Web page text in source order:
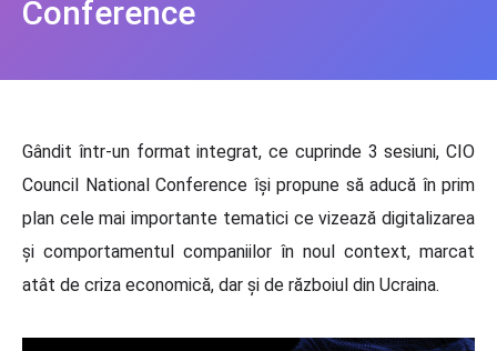
Conference
Gândit într-un format integrat, ce cuprinde 3 sesiuni, CIO
Council National Conference își propune să aducă în prim
plan cele mai importante tematici ce vizează digitalizarea
și comportamentul companiilor în noul context, marcat
atât de criza economică, dar și de războiul din Ucraina.